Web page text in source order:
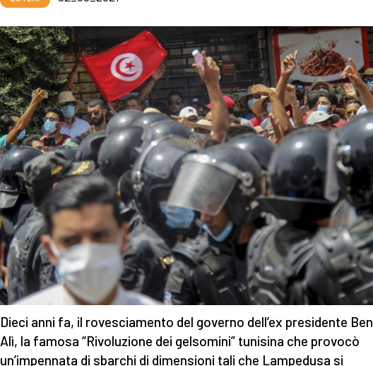
Dieci anni fa, il rovesciamento del governo dell’ex presidente Ben
Alì, la famosa “Rivoluzione dei gelsomini” tunisina che provocò
un’impennata di sbarchi di dimensioni tali che Lampedusa si